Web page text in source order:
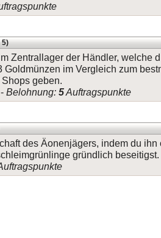
5)
Zentrallager der Händler, welche
Goldmünzen im Vergleich zum
geben.
Belohnung: 5Auftragspunkte
des Äonenjägers, indem du ihn
gründlich beseitigst.